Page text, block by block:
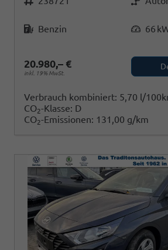
Benzin 66
20.980,– €
inkl. 19% MwSt.
Verbrauch kombiniert: 5,70 l/
CO2-Klasse: D
CO2-Emissionen: 131,00 g/km